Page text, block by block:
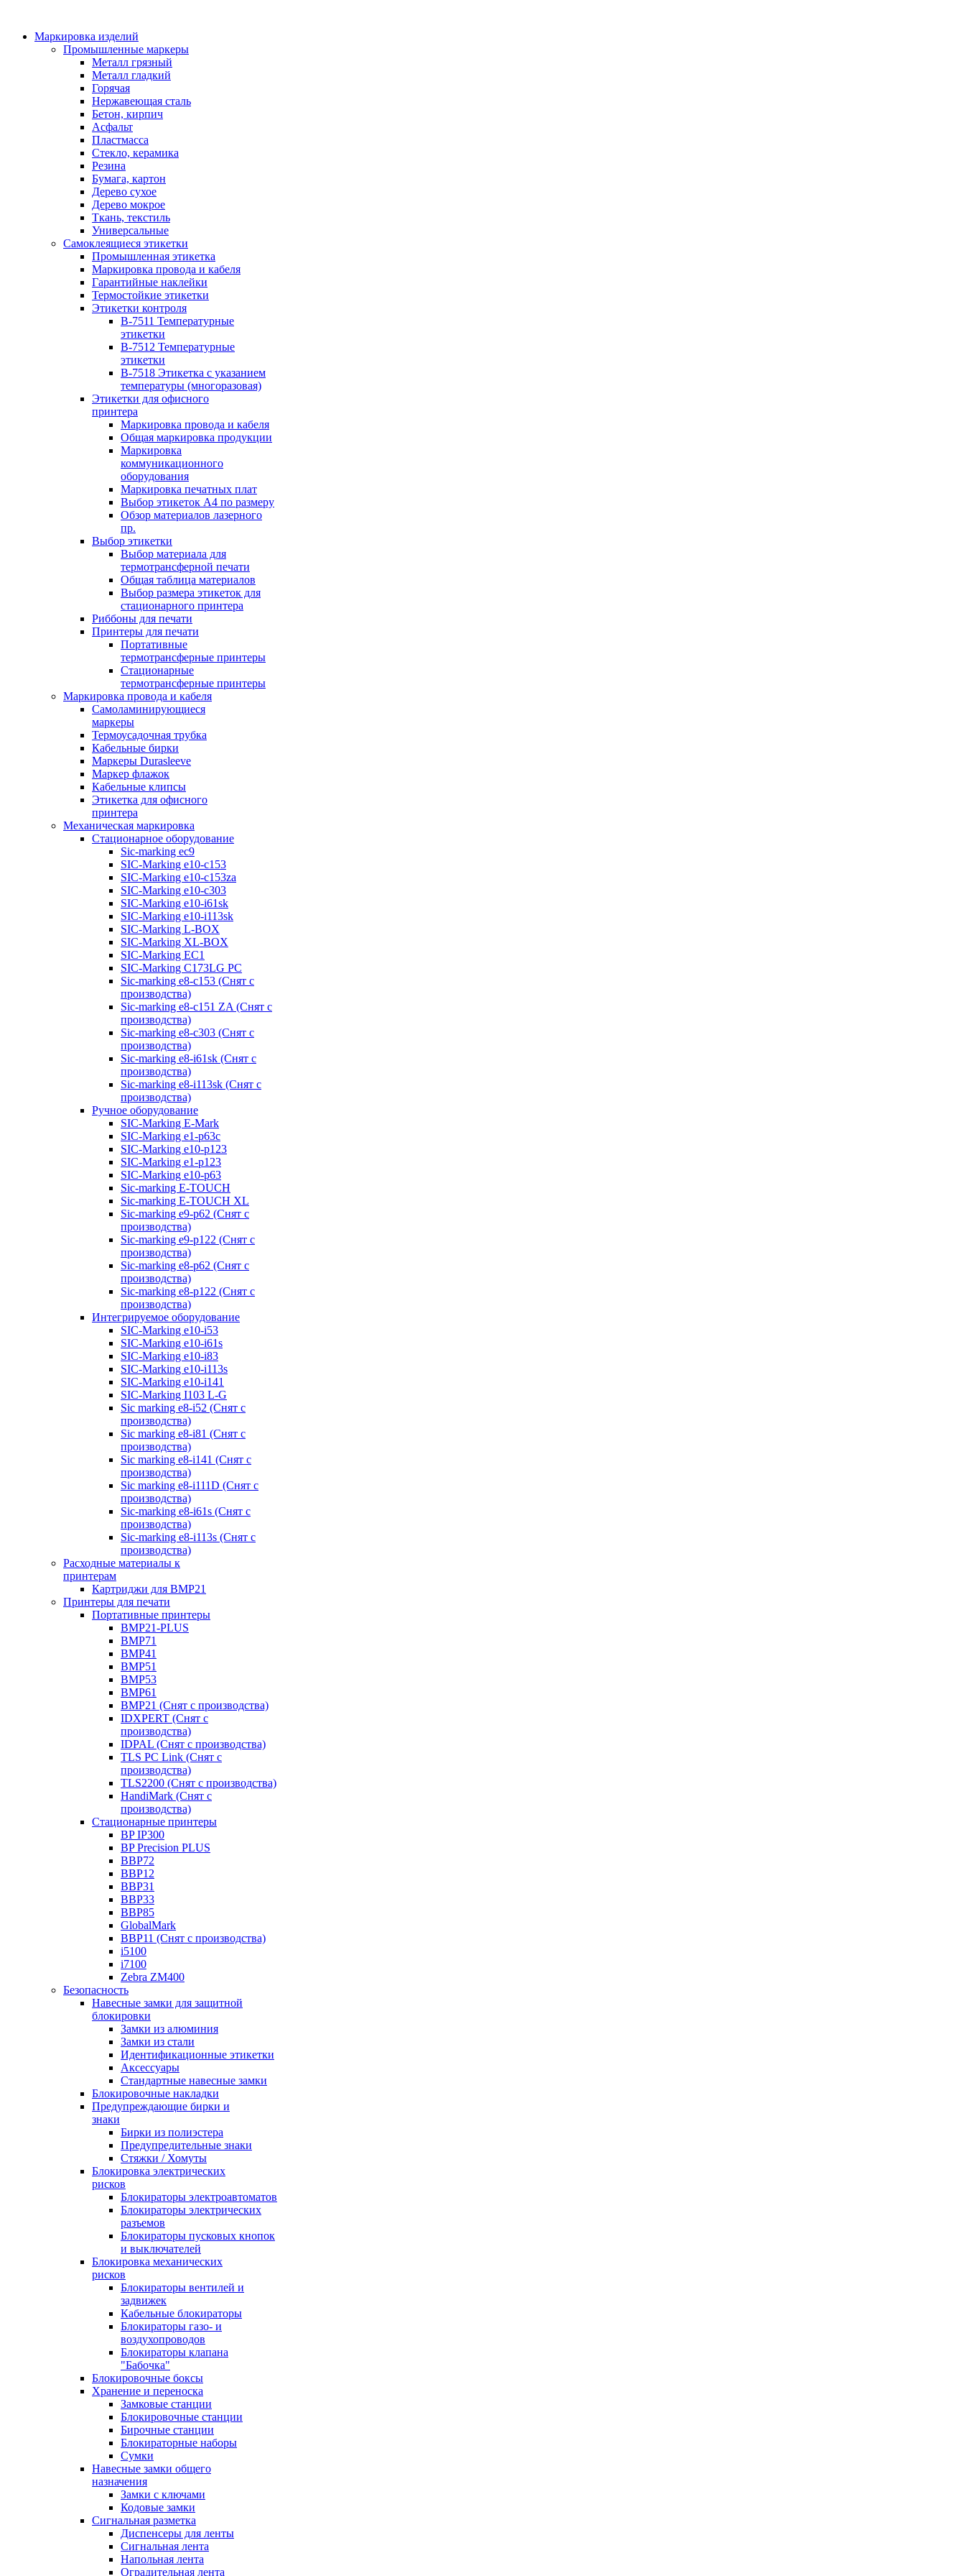
Маркировка изделий
Промышленные маркеры
Металл грязный
Металл гладкий
Горячая
Нержавеющая сталь
Бетон, кирпич
Асфальт
Пластмасса
Стекло, керамика
Резина
Бумага, картон
Дерево сухое
Дерево мокрое
Ткань, текстиль
Универсальные
Самоклеящиеся этикетки
Промышленная этикетка
Маркировка провода и кабеля
Гарантийные наклейки
Термостойкие этикетки
Этикетки контроля
B-7511 Температурные
этикетки
B-7512 Температурные
этикетки
B-7518 Этикетка с указанием
температуры (многоразовая)
Этикетки для офисного
принтера
Маркировка провода и кабеля
Общая маркировка продукции
Маркировка
коммуникационного
оборудования
Маркировка печатных плат
Выбор этикеток А4 по размеру
Обзор материалов лазерного
пр.
Выбор этикетки
Выбор материала для
термотрансферной печати
Общая таблица материалов
Выбор размера этикеток для
стационарного принтера
Риббоны для печати
Принтеры для печати
Портативные
термотрансферные принтеры
Стационарные
термотрансферные принтеры
Маркировка провода и кабеля
Самоламинирующиеся
маркеры
Термоусадочная трубка
Кабельные бирки
Маркеры Durasleeve
Маркер флажок
Кабельные клипсы
Этикетка для офисного
принтера
Механическая маркировка
Стационарное оборудование
Sic-marking ec9
SIC-Marking e10-c153
SIC-Marking e10-c153za
SIC-Marking e10-c303
SIC-Marking e10-i61sk
SIC-Marking e10-i113sk
SIC-Marking L-BOX
SIC-Marking XL-BOX
SIC-Marking EC1
SIC-Marking C173LG PC
Sic-marking e8-c153 (Снят с
производства)
Sic-marking e8-c151 ZA (Снят с
производства)
Sic-marking e8-c303 (Снят с
производства)
Sic-marking e8-i61sk (Снят с
производства)
Sic-marking e8-i113sk (Снят с
производства)
Ручное оборудование
SIC-Marking E-Mark
SIC-Marking e1-p63с
SIC-Marking e10-p123
SIC-Marking e1-p123
SIC-Marking e10-p63
Sic-marking E-TOUCH
Sic-marking E-TOUCH XL
Sic-marking e9-p62 (Снят с
производства)
Sic-marking e9-p122 (Снят с
производства)
Sic-marking e8-p62 (Снят с
производства)
Sic-marking e8-p122 (Снят с
производства)
Интегрируемое оборудование
SIC-Marking e10-i53
SIC-Marking e10-i61s
SIC-Marking e10-i83
SIC-Marking e10-i113s
SIC-Marking e10-i141
SIC-Marking I103 L-G
Sic marking e8-i52 (Снят с
производства)
Sic marking e8-i81 (Снят с
производства)
Sic marking e8-i141 (Снят с
производства)
Sic marking e8-i111D (Снят с
производства)
Sic-marking e8-i61s (Снят с
производства)
Sic-marking e8-i113s (Снят с
производства)
Расходные материалы к
принтерам
Картриджи для BMP21
Принтеры для печати
Портативные принтеры
BMP21-PLUS
BMP71
BMP41
BMP51
BMP53
BMP61
BMP21 (Снят с производства)
IDXPERT (Снят с
производства)
IDPAL (Снят с производства)
TLS PC Link (Снят с
производства)
TLS2200 (Снят с производства)
HandiMark (Снят с
производства)
Стационарные принтеры
BP IP300
BP Precision PLUS
BBP72
BBP12
BBP31
BBP33
BBP85
GlobalMark
BBP11 (Снят с производства)
i5100
i7100
Zebra ZM400
Безопасность
Навесные замки для защитной
блокировки
Замки из алюминия
Замки из стали
Идентификационные этикетки
Аксессуары
Стандартные навесные замки
Блокировочные накладки
Предупреждающие бирки и
знаки
Бирки из полиэстера
Предупредительные знаки
Стяжки / Хомуты
Блокировка электрических
рисков
Блокираторы электроавтоматов
Блокираторы электрических
разъемов
Блокираторы пусковых кнопок
и выключателей
Блокировка механических
рисков
Блокираторы вентилей и
задвижек
Кабельные блокираторы
Блокираторы газо- и
воздухопроводов
Блокираторы клапана
"Бабочка"
Блокировочные боксы
Хранение и переноска
Замковые станции
Блокировочные станции
Бирочные станции
Блокираторные наборы
Сумки
Навесные замки общего
назначения
Замки с ключами
Кодовые замки
Сигнальная разметка
Диспенсеры для ленты
Сигнальная лента
Напольная лента
Оградительная лента